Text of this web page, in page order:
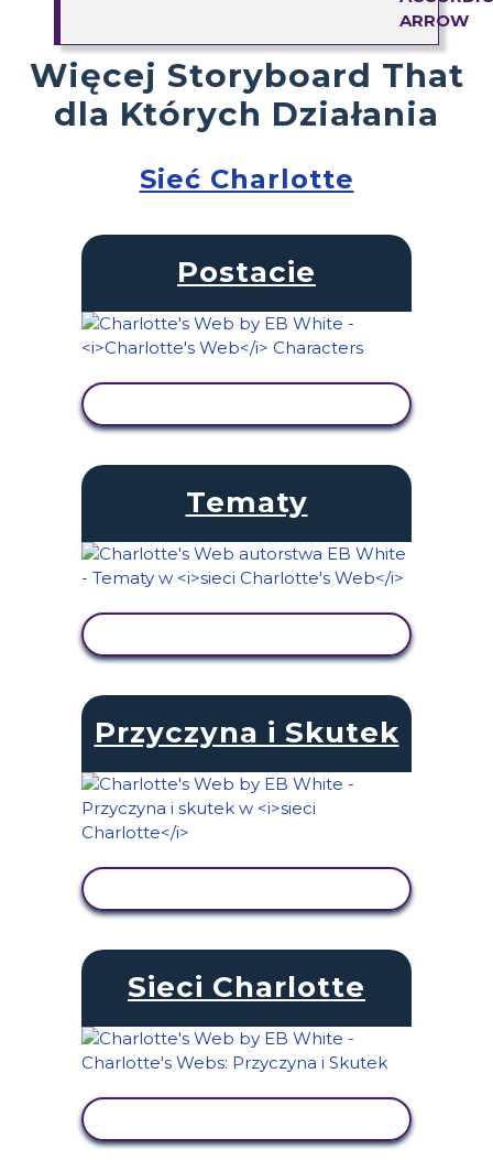
Więcej Storyboard That
dla Których Działania
Sieć Charlotte
Postacie
Tematy
Przyczyna i Skutek
Sieci Charlotte